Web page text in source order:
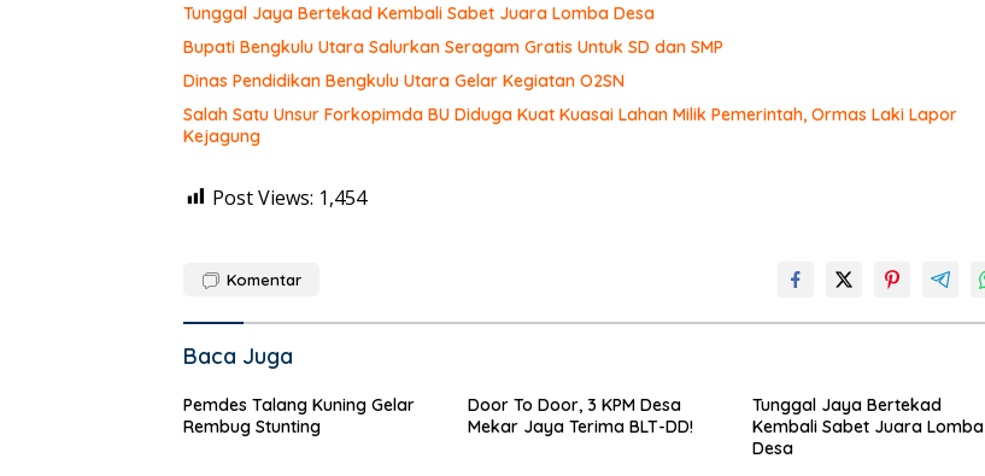
Tunggal Jaya Bertekad Kembali Sabet Juara Lomba Desa
Bupati Bengkulu Utara Salurkan Seragam Gratis Untuk SD dan SMP
Dinas Pendidikan Bengkulu Utara Gelar Kegiatan O2SN
Salah Satu Unsur Forkopimda BU Diduga Kuat Kuasai Lahan Milik Pemerintah, Ormas Laki Lapor
Kejagung
Post Views: 1,454
Komentar
Baca Juga
Pemdes Talang Kuning Gelar
Rembug Stunting
Door To Door, 3 KPM Desa
Mekar Jaya Terima BLT-DD!
Tunggal Jaya Bertekad
Kembali Sabet Juara Lomba
Desa